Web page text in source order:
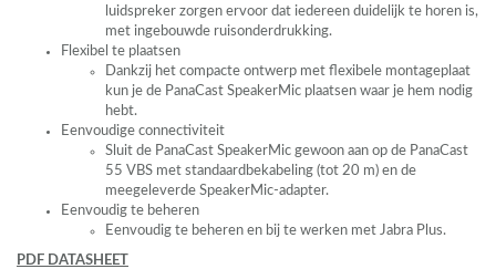
luidspreker zorgen ervoor dat iedereen duidelijk te horen is,
met ingebouwde ruisonderdrukking.
Flexibel te plaatsen
Dankzij het compacte ontwerp met flexibele montageplaat
kun je de PanaCast SpeakerMic plaatsen waar je hem nodig
hebt.
Eenvoudige connectiviteit
Sluit de PanaCast SpeakerMic gewoon aan op de PanaCast
55 VBS met standaardbekabeling (tot 20 m) en de
meegeleverde SpeakerMic-adapter.
Eenvoudig te beheren
Eenvoudig te beheren en bij te werken met Jabra Plus.
PDF DATASHEET